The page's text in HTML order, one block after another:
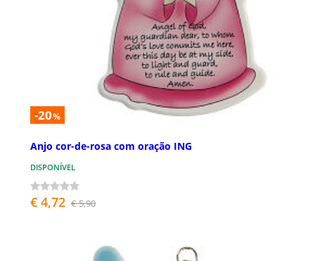
-20%
Anjo cor-de-rosa com oração ING
DISPONÍVEL
€ 4,72 € 5,90